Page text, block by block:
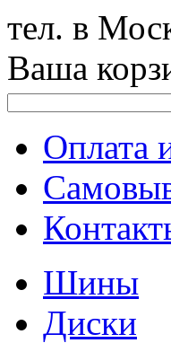
тел. в
Ваша
Оплата
Шины
Диски